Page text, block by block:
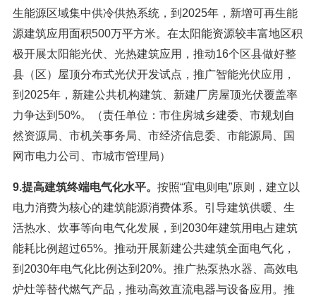
生能源区域集中供冷供热系统，到2025年，新增可再生能
源建筑应用面积500万平方米。在太阳能资源较丰富地区积
极开展太阳能光伏、光热建筑应用，推动16个区县做好整
县（区）屋顶分布式光伏开发试点，推广智能光伏应用，
到2025年，新建公共机构建筑、新建厂房屋顶光伏覆盖率
力争达到50%。（责任单位：市住房城乡建委、市规划自
然资源局、市机关事务局、市经济信息委、市能源局、国
网市电力公司、市城市管理局）
9.提高建筑终端电气化水平。 按照“宜电则电”原则，建立以
电力消费为核心的建筑能源消费体系。引导建筑供暖、生
活热水、炊事等向电气化发展，到2030年建筑用电占建筑
能耗比例超过65%。推动开展新建公共建筑全面电气化，
到2030年电气化比例达到20%。推广热泵热水器、高效电
炉灶等替代燃气产品，推动高效直流电器与设备应用。推